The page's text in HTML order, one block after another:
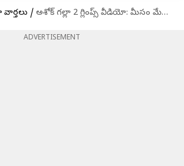
/ అశోక్ గల్లా 2 గ్లింప్స్ వీడియో: మీసం మేలేస్తున్న మహేష్ బాబు మేనల్లుడు
ADVERTISEMENT